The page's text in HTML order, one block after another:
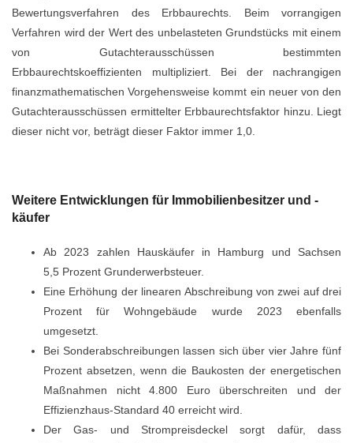
Bewertungsverfahren des Erbbaurechts. Beim vorrangigen
Verfahren wird der Wert des unbelasteten Grundstücks mit einem
von Gutachterausschüssen bestimmten
Erbbaurechtskoeffizienten multipliziert. Bei der nachrangigen
finanzmathematischen Vorgehensweise kommt ein neuer von den
Gutachterausschüssen ermittelter Erbbaurechtsfaktor hinzu. Liegt
dieser nicht vor, beträgt dieser Faktor immer 1,0.
Weitere Entwicklungen für Immobilienbesitzer und -
käufer
Ab 2023 zahlen Hauskäufer in Hamburg und Sachsen
5,5 Prozent Grunderwerbsteuer.
Eine Erhöhung der linearen Abschreibung von zwei auf drei
Prozent für Wohngebäude wurde 2023 ebenfalls
umgesetzt.
Bei Sonderabschreibungen lassen sich über vier Jahre fünf
Prozent absetzen, wenn die Baukosten der energetischen
Maßnahmen nicht 4.800 Euro überschreiten und der
Effizienzhaus-Standard 40 erreicht wird.
Der Gas- und Strompreisdeckel sorgt dafür, dass